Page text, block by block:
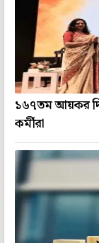
১৬৭তম আয়কর
কর্মীরা